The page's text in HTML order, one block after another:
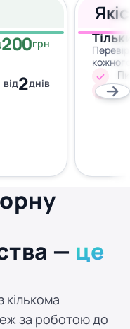
200грн
від2днів
— це
кількома
за роботою до